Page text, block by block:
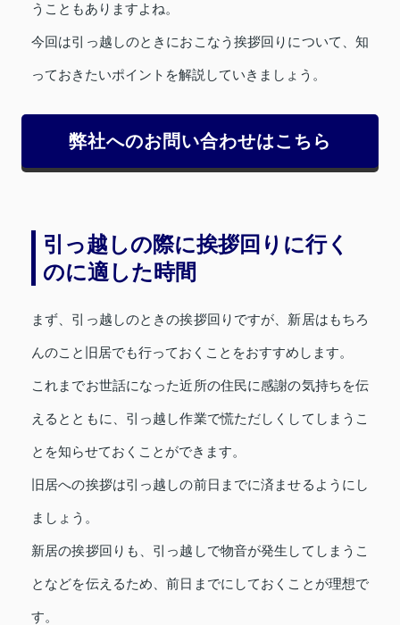
うこともありますよね。
今回は引っ越しのときにおこなう挨拶回りについて、知
っておきたいポイントを解説していきましょう。
弊社へのお問い合わせはこちら
引っ越しの際に挨拶回りに行く
のに適した時間
まず、引っ越しのときの挨拶回りですが、新居はもちろ
んのこと旧居でも行っておくことをおすすめします。
これまでお世話になった近所の住民に感謝の気持ちを伝
えるとともに、引っ越し作業で慌ただしくしてしまうこ
とを知らせておくことができます。
旧居への挨拶は引っ越しの前日までに済ませるようにし
ましょう。
新居の挨拶回りも、引っ越しで物音が発生してしまうこ
となどを伝えるため、前日までにしておくことが理想で
す。